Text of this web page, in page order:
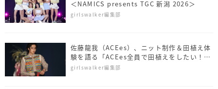
＜NAMICS presents TGC 新潟 2026＞
girlswalker編集部
佐藤⿓我（ACEes）、ニット制作＆田植え体
験を語る「ACEes全員で田植えをしたい！」
＜NAMICS presents TGC 新潟 2026＞
girlswalker編集部